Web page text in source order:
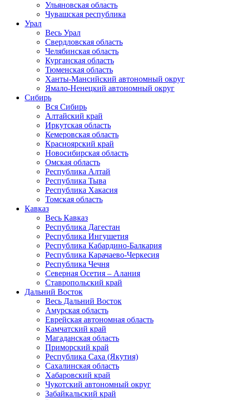
Ульяновская область
Чувашская республика
Урал
Весь Урал
Свердловская область
Челябинская область
Курганская область
Тюменская область
Ханты-Мансийский автономный округ
Ямало-Ненецкий автономный округ
Сибирь
Вся Сибирь
Алтайский край
Иркутская область
Кемеровская область
Красноярский край
Новосибирская область
Омская область
Республика Алтай
Республика Тыва
Республика Хакасия
Томская область
Кавказ
Весь Кавказ
Республика Дагестан
Республика Ингушетия
Республика Кабардино-Балкария
Республика Карачаево-Черкесия
Республика Чечня
Северная Осетия – Алания
Ставропольский край
Дальний Восток
Весь Дальний Восток
Амурская область
Еврейская автономная область
Камчатский край
Магаданская область
Приморский край
Республика Саха (Якутия)
Сахалинская область
Хабаровский край
Чукотский автономный округ
Забайкальский край